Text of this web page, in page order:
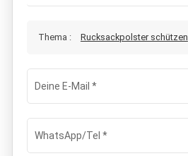
Thema : Rucksackpolster schützen